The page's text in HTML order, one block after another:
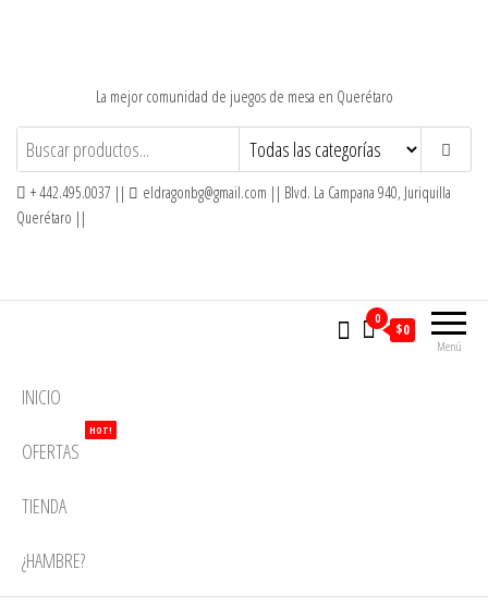
La mejor comunidad de juegos de mesa en Querétaro
+ 442.495.0037 ||
eldragonbg@gmail.com || Blvd. La Campana 940, Juriquilla
Querétaro ||
Menú
0
$0
INICIO
OFERTAS
HOT!
TIENDA
¿HAMBRE?